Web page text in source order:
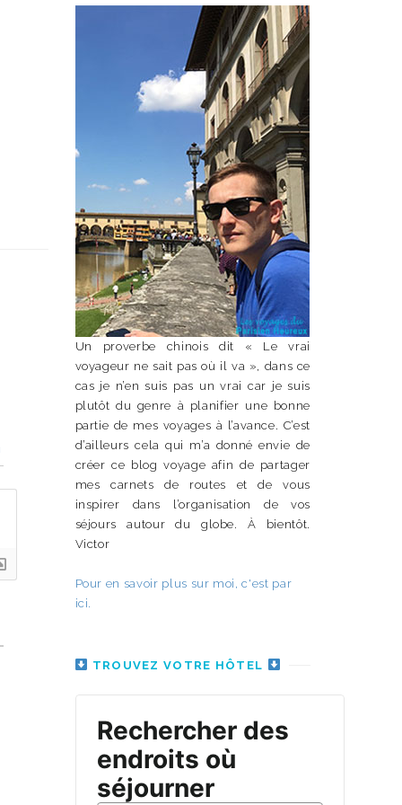
Un proverbe chinois dit « Le vrai
voyageur ne sait pas où il va », dans ce
cas je n’en suis pas un vrai car je suis
plutôt du genre à planifier une bonne
partie de mes voyages à l’avance. C’est
d’ailleurs cela qui m’a donné envie de
créer ce blog voyage afin de partager
mes carnets de routes et de vous
inspirer dans l’organisation de vos
séjours autour du globe. À bientôt.
Victor
Pour en savoir plus sur moi, c'est par
ici.
TROUVEZ VOTRE HÔTEL